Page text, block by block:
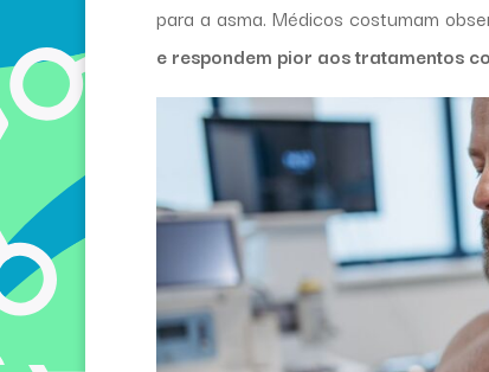
para a asma. Médicos costumam
e respondem pior aos tratamentos